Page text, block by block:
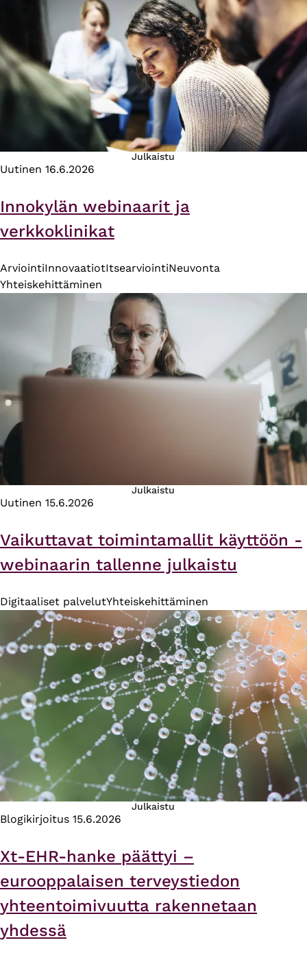
Julkaistu
Uutinen 16.6.2026
Innokylän webinaarit ja
verkkoklinikat
ArviointiInnovaatiotItsearviointiNeuvonta
Yhteiskehittäminen
Julkaistu
Uutinen 15.6.2026
Vaikuttavat toimintamallit käyttöön -
webinaarin tallenne julkaistu
Digitaaliset palvelutYhteiskehittäminen
Julkaistu
Blogikirjoitus 15.6.2026
Xt-EHR-hanke päättyi –
eurooppalaisen terveystiedon
yhteentoimivuutta rakennetaan
yhdessä